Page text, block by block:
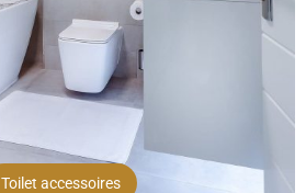
Toilet accessoires